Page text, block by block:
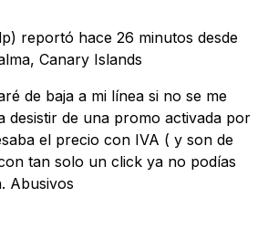
reportó hace 26 minutos desde
Canary Islands
de baja a mi línea si no se me
desistir de una promo activada por
el precio con IVA ( y son de
tan solo un click ya no podías
Abusivos